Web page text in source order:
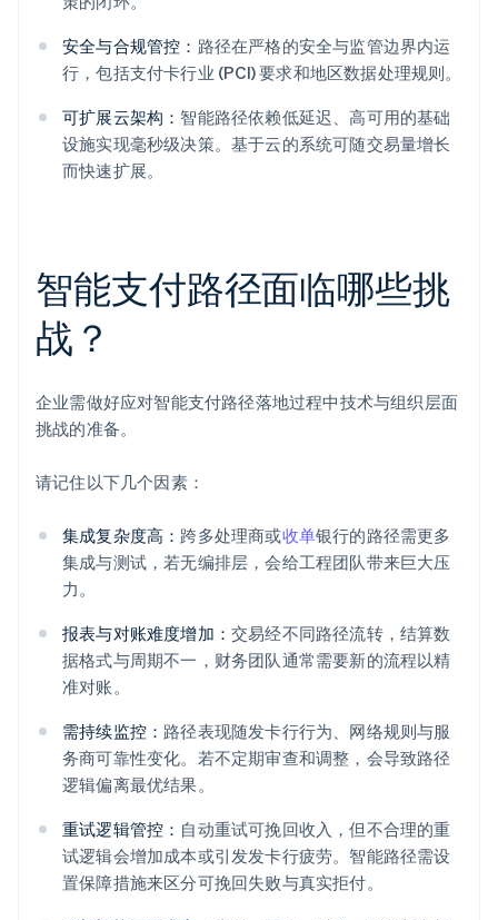
安全与合规管控： 路径在严格的安全与监管边界内运
行，包括支付卡行业 (PCI) 要求和地区数据处理规则。
可扩展云架构： 智能路径依赖低延迟、高可用的基础
设施实现毫秒级决策。基于云的系统可随交易量增长
而快速扩展。
智能支付路径面临哪些挑
战？
企业需做好应对智能支付路径落地过程中技术与组织层面
挑战的准备。
请记住以下几个因素：
集成复杂度高： 跨多处理商或收单银行的路径需更多
集成与测试，若无编排层，会给工程团队带来巨大压
力。
报表与对账难度增加： 交易经不同路径流转，结算数
据格式与周期不一，财务团队通常需要新的流程以精
准对账。
需持续监控： 路径表现随发卡行行为、网络规则与服
务商可靠性变化。若不定期审查和调整，会导致路径
逻辑偏离最优结果。
重试逻辑管控： 自动重试可挽回收入，但不合理的重
试逻辑会增加成本或引发发卡行疲劳。智能路径需设
置保障措施来区分可挽回失败与真实拒付。